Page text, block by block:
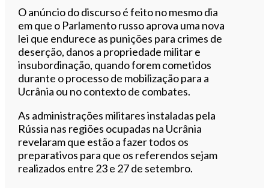
O anúncio do discurso é feito no mesmo dia
em que o Parlamento russo aprova uma nova
lei que endurece as punições para crimes de
deserção, danos a propriedade militar e
insubordinação, quando forem cometidos
durante o processo de mobilização para a
Ucrânia ou no contexto de combates.
As administrações militares instaladas pela
Rússia nas regiões ocupadas na Ucrânia
revelaram que estão a fazer todos os
preparativos para que os referendos sejam
realizados entre 23 e 27 de setembro.